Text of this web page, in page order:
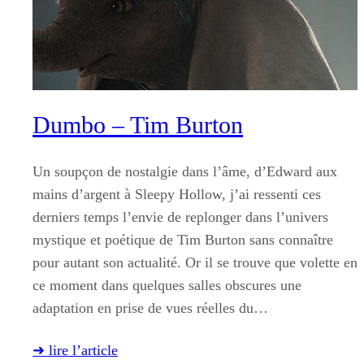
Dumbo – Tim Burton
Un soupçon de nostalgie dans l’âme, d’Edward aux
mains d’argent à Sleepy Hollow, j’ai ressenti ces
derniers temps l’envie de replonger dans l’univers
mystique et poétique de Tim Burton sans connaître
pour autant son actualité. Or il se trouve que volette en
ce moment dans quelques salles obscures une
adaptation en prise de vues réelles du…
➜ lire l’article